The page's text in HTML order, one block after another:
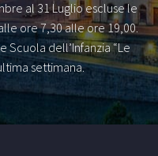
al 31 Luglio escluse le
ore 7,30 alle ore 19,00.
Scuola dell’Infanzia “Le
settimana.